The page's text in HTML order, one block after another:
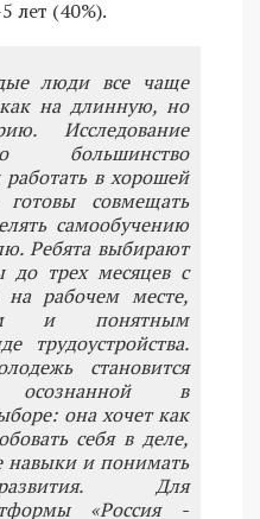
лет (40%).
люди все чаще
на длинную, но
Исследование
большинство
в хорошей
совмещать
самообучению
Ребята выбирают
до трех месяцев с
на рабочем месте,
и понятным
трудоустройства.
становится
осознанной в
она хочет как
себя в деле,
навыки и понимать
Для
«Россия -